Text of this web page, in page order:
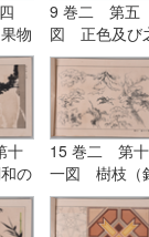
物
）
9 巻二 第五
図 正色及び
より出づる明
と暗色
十
の
15 巻二 第十
一図 樹枝（
筆及びペン練
習）